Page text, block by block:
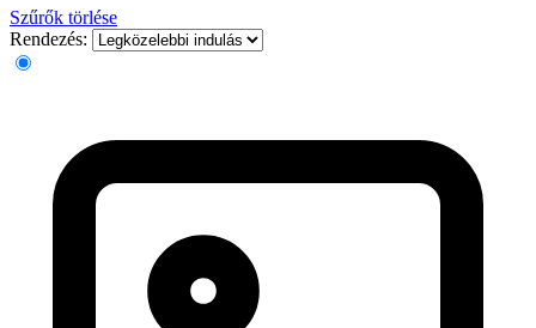
Szűrők törlése
Rendezés: